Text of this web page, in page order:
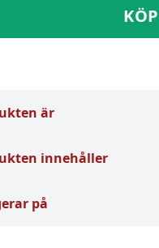
är
innehåller
på